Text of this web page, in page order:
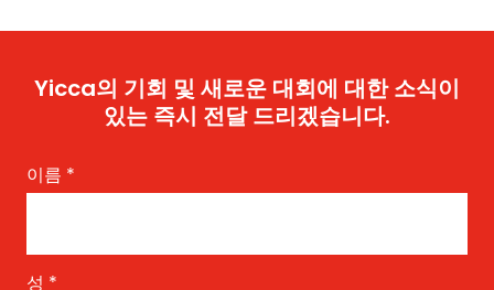
Yicca의 기회 및 새로운 대회에 대한 소식이
있는 즉시 전달 드리겠습니다.
이름 *
성 *